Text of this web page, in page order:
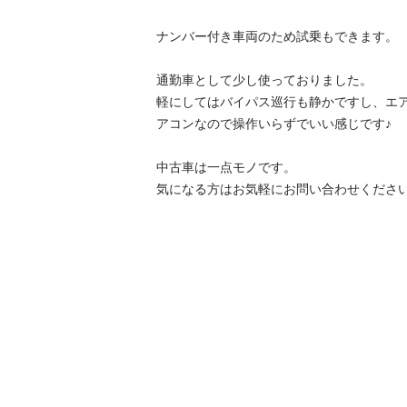
ナンバー付き車両のため試乗もできます。
通勤車として少し使っておりました。
軽にしてはバイパス巡行も静かですし、エ
アコンなので操作いらずでいい感じです♪
中古車は一点モノです。
気になる方はお気軽にお問い合わせください